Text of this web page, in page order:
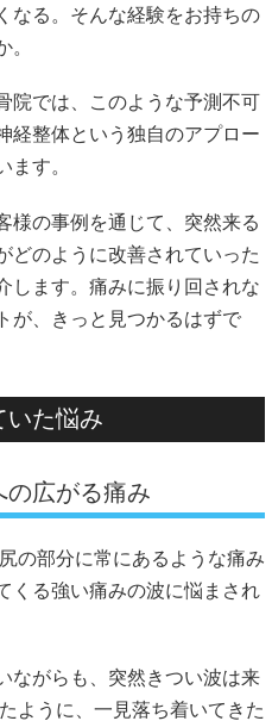
なる。そんな経験をお持ちの
。
院では、このような予測不可
経整体という独自のアプロー
ます。
様の事例を通じて、突然来る
どのように改善されていった
します。痛みに振り回されな
が、きっと見つかるはずで
いた悩み
の広がる痛み
の部分に常にあるような痛み
くる強い痛みの波に悩まされ
ながらも、突然きつい波は来
ように、一見落ち着いてきた